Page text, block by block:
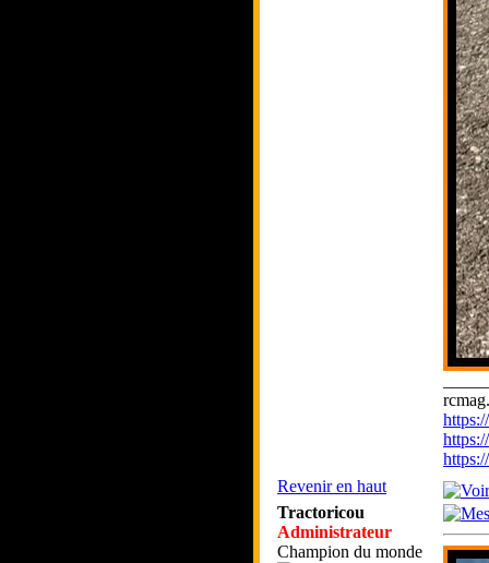
Revenir en haut
Tractoricou
Administrateur
Champion du monde